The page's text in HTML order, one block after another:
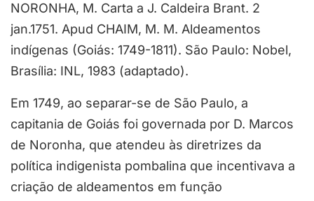
NORONHA, M. Carta a J. Caldeira Brant. 2
jan.1751. Apud CHAIM, M. M. Aldeamentos
indígenas (Goiás: 1749-1811). São Paulo: Nobel,
Brasília: INL, 1983 (adaptado).
Em 1749, ao separar-se de São Paulo, a
capitania de Goiás foi governada por D. Marcos
de Noronha, que atendeu às diretrizes da
política indigenista pombalina que incentivava a
criação de aldeamentos em função